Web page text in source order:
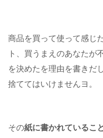
商品を買って使って感じ
ト、買うまえのあなたが
を決めたを理由を書きだ
捨ててはいけませんヨ。
その紙に書かれているこ